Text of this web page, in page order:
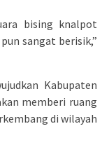
bising knalpot
sangat berisik,”
Kabupaten
memberi ruang
di wilayah